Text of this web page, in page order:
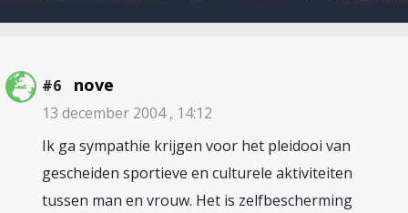
#6 nove
13 december 2004 , 14:12
Ik ga sympathie krijgen voor het pleidooi van
gescheiden sportieve en culturele aktiviteiten
tussen man en vrouw. Het is zelfbescherming